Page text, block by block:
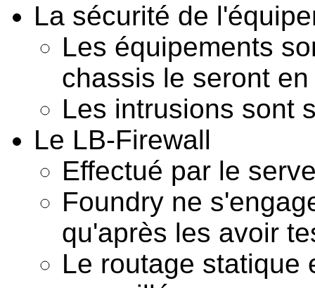
La sécurité de
Les équipements
chassis le seront
Les intrusions sont
Le LB-Firewall
Effectué par le
Foundry ne
qu'après les avoir
Le routage statique